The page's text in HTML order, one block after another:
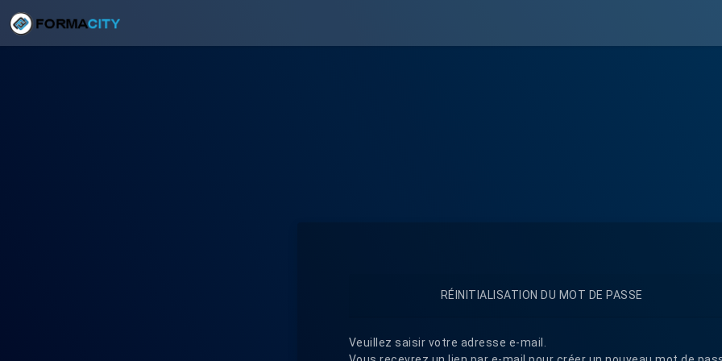
RÉINITIALISATION DU MOT DE PASSE
Veuillez saisir votre adresse e-mail.